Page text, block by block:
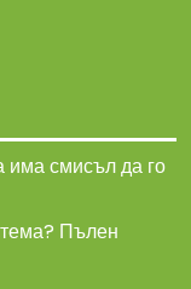
има смисъл да го
Пълен